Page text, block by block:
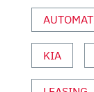
SPORT“
VON
YOUTUBE
ANZEIGEN
KIA